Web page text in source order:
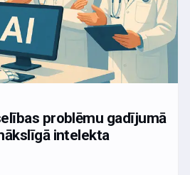
problēmu gadījumā
intelekta